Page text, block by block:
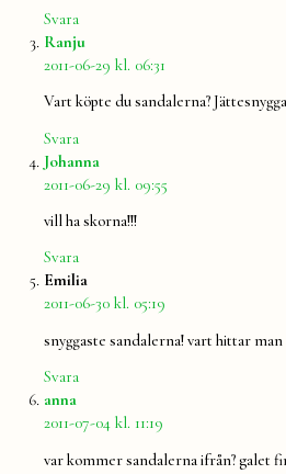
Svara
Ranju
2011-06-29 kl. 06:31
Vart köpte du sandalerna? Jättesnygga
Svara
Johanna
2011-06-29 kl. 09:55
vill ha skorna!!!
Svara
Emilia
2011-06-30 kl. 05:19
snyggaste sandalerna! vart hittar man
Svara
anna
2011-07-04 kl. 11:19
var kommer sandalerna ifrån? galet